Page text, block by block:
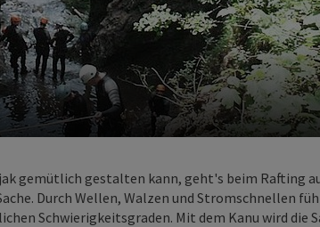
gemütlich gestalten kann, geht's beim Rafting
Durch Wellen, Walzen und Stromschnellen
Schwierigkeitsgraden. Mit dem Kanu wird die